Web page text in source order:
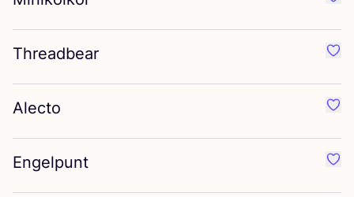
Threadbear
Alecto
Engelpunt